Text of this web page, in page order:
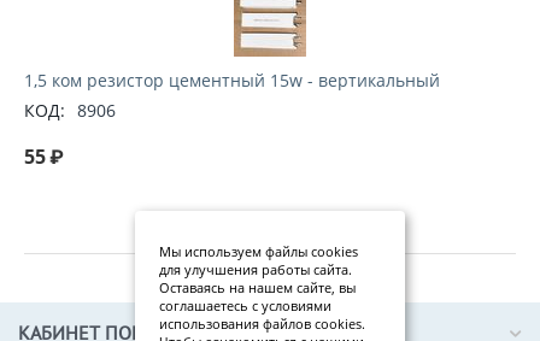
1,5 ком резистор цементный 15w - вертикальный
КОД: 8906
55₽
КАБИНЕТ ПОКУПАТЕЛЯ
Мы используем файлы cookies
для улучшения работы сайта.
Оставаясь на нашем сайте, вы
соглашаетесь с условиями
использования файлов cookies.